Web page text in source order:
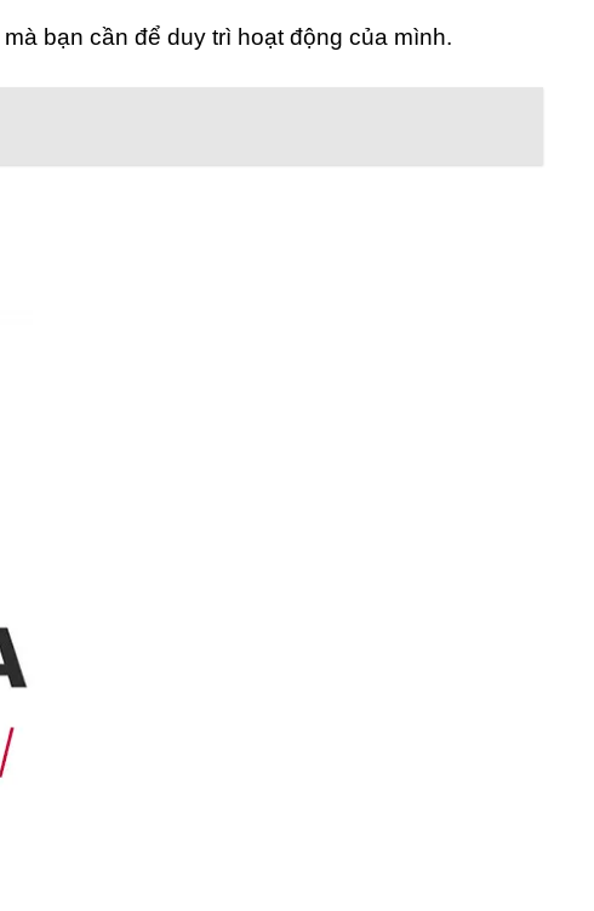
bạn cần để duy trì hoạt động của mình.